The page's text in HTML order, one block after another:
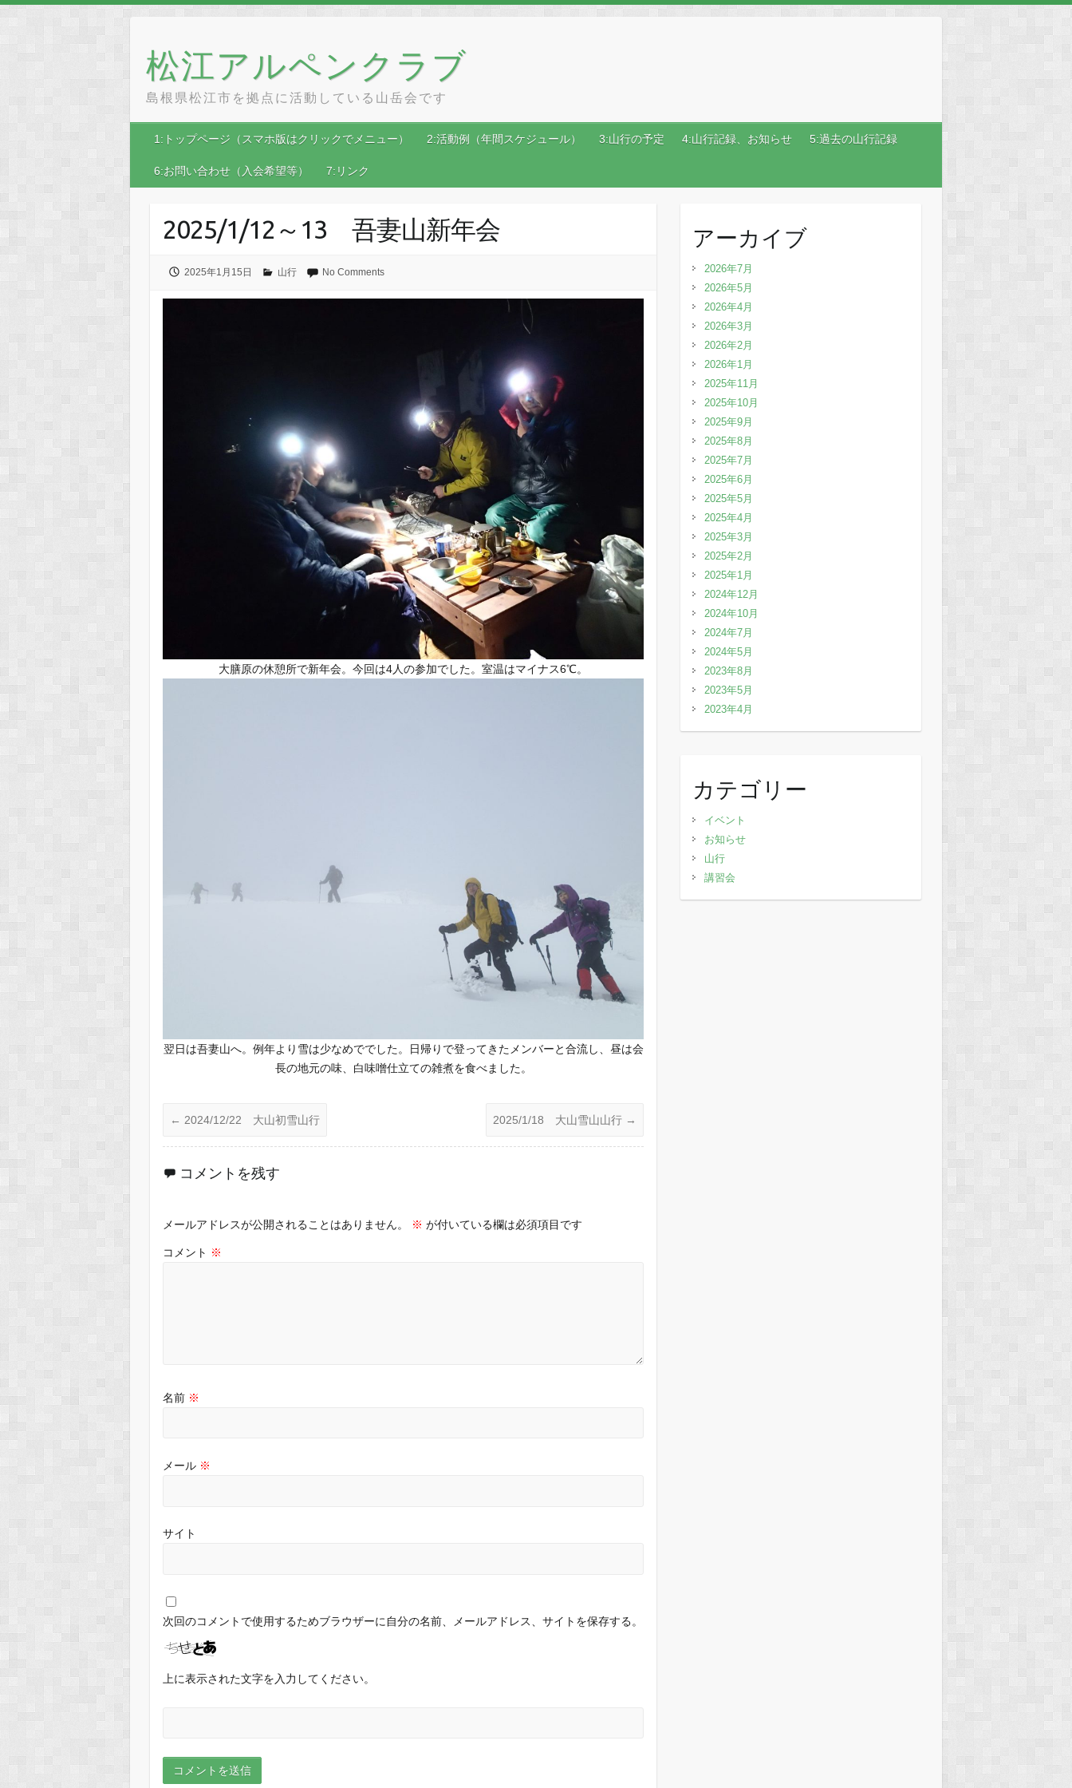
content
松江アルペンクラブ
島根県松江市を拠点に活動している山岳会です
1:トップページ（スマホ版はクリックでメニュー） 2:活動例（年間スケジュール） 3:山行の予定 4:山行記録、お知らせ 5:過去の山行記録
6:お問い合わせ（入会希望等） 7:リンク
2025/1/12～13 吾妻山新年会
2025年1月15日 山行 No Comments
大膳原の休憩所で新年会。今回は4人の参加でした。室温はマイナス6℃。
翌日は吾妻山へ。例年より雪は少なめででした。日帰りで登ってきたメンバーと合流し、昼は会
長の地元の味、白味噌仕立ての雑煮を食べました。
← 2024/12/22 大山初雪山行 2025/1/18 大山雪山山行 →
コメントを残す
メールアドレスが公開されることはありません。 ※ が付いている欄は必須項目です
コメント ※
名前 ※
メール ※
サイト
次回のコメントで使用するためブラウザーに自分の名前、メールアドレス、サイトを保存する。
上に表示された文字を入力してください。
アーカイブ
2026年7月
2026年5月
2026年4月
2026年3月
2026年2月
2026年1月
2025年11月
2025年10月
2025年9月
2025年8月
2025年7月
2025年6月
2025年5月
2025年4月
2025年3月
2025年2月
2025年1月
2024年12月
2024年10月
2024年7月
2024年5月
2023年8月
2023年5月
2023年4月
カテゴリー
イベント
お知らせ
山行
講習会